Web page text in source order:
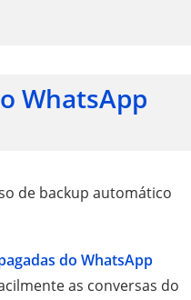
WhatsApp
de backup automático
do WhatsApp
as conversas do